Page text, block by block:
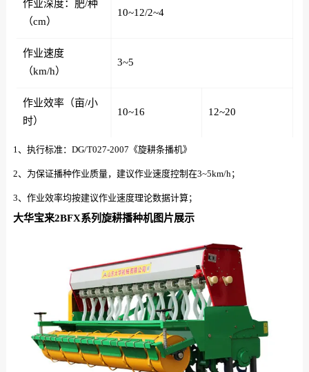
作业深度：肥/种
（cm）
10~12/2~4
作业速度
（km/h）
3~5
作业效率（亩/小
时）
10~16 12~20
1、执行标准：DG/T027-2007《旋耕条播机》
2、为保证播种作业质量，建议作业速度控制在3~5km/h；
3、作业效率均按建议作业速度理论数据计算；
大华宝来2BFX系列旋耕播种机图片展示